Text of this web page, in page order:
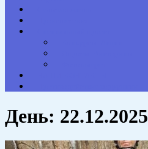
День: 22.12.2025